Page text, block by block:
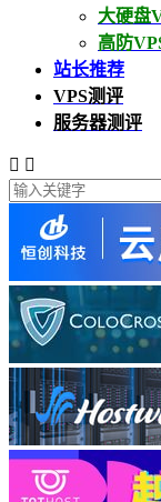
大硬盘
高防
站长推荐
VPS测评
服务器测评
 